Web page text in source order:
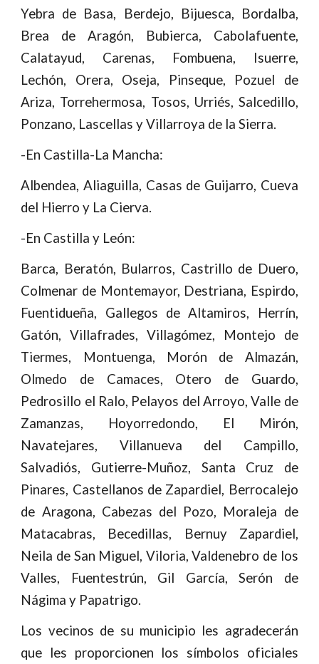
Yebra de Basa, Berdejo, Bijuesca, Bordalba,
Brea de Aragón, Bubierca, Cabolafuente,
Calatayud, Carenas, Fombuena, Isuerre,
Lechón, Orera, Oseja, Pinseque, Pozuel de
Ariza, Torrehermosa, Tosos, Urriés, Salcedillo,
Ponzano, Lascellas y Villarroya de la Sierra.
-En Castilla-La Mancha:
Albendea, Aliaguilla, Casas de Guijarro, Cueva
del Hierro y La Cierva.
-En Castilla y León:
Barca, Beratón, Bularros, Castrillo de Duero,
Colmenar de Montemayor, Destriana, Espirdo,
Fuentidueña, Gallegos de Altamiros, Herrín,
Gatón, Villafrades, Villagómez, Montejo de
Tiermes, Montuenga, Morón de Almazán,
Olmedo de Camaces, Otero de Guardo,
Pedrosillo el Ralo, Pelayos del Arroyo, Valle de
Zamanzas, Hoyorredondo, El Mirón,
Navatejares, Villanueva del Campillo,
Salvadiós, Gutierre-Muñoz, Santa Cruz de
Pinares, Castellanos de Zapardiel, Berrocalejo
de Aragona, Cabezas del Pozo, Moraleja de
Matacabras, Becedillas, Bernuy Zapardiel,
Neila de San Miguel, Viloria, Valdenebro de los
Valles, Fuentestrún, Gil García,Serón de
Nágima y Papatrigo.
Los vecinos de su municipio les agradecerán
que les proporcionen los símbolos oficiales